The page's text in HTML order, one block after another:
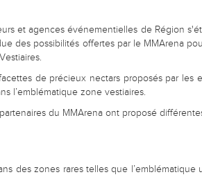
et agences événementielles de Région
des possibilités offertes par le MMArena
de précieux nectars proposés par les
l’emblématique zone vestiaires.
du MMArena ont proposé
des zones rares telles que